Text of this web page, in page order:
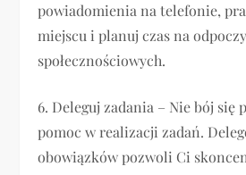
powiadomienia na telefonie,
miejscu i planuj czas na
społecznościowych.
6. Deleguj zadania – Nie bój się
pomoc w realizacji zadań.
obowiązków pozwoli Ci